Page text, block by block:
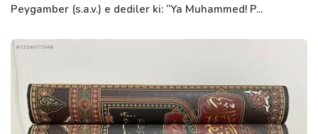
Peygamber (s.a.v.) e dediler ki: “Ya Muhammed! P...